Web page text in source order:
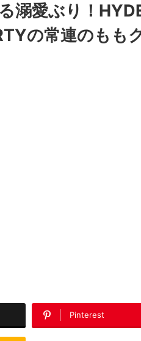
溺愛ぶり！
の常連のもも
Pinterest